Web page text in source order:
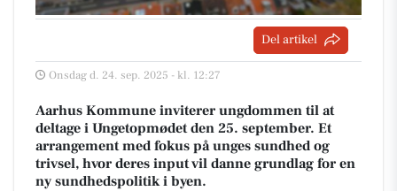
Del artikel
Onsdag d. 24. sep. 2025 - kl. 12:27
Aarhus Kommune inviterer ungdommen til at
deltage i Ungetopmødet den 25. september. Et
arrangement med fokus på unges sundhed og
trivsel, hvor deres input vil danne grundlag for en
ny sundhedspolitik i byen.